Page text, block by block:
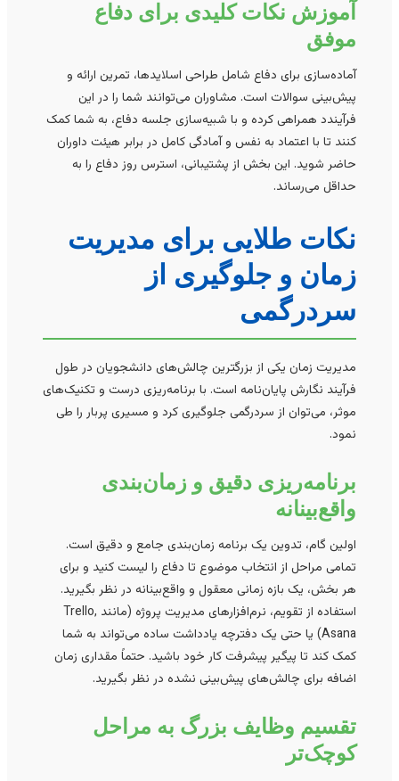
آموزش نکات کلیدی برای دفاع
موفق
آماده‌سازی برای دفاع شامل طراحی اسلایدها، تمرین ارائه و
پیش‌بینی سوالات است. مشاوران می‌توانند شما را در این
فرآیندد همراهی کرده و با شبیه‌سازی جلسه دفاع، به شما کمک
کنند تا با اعتماد به نفس و آمادگی کامل در برابر هیئت داوران
حاضر شوید. این بخش از پشتیبانی، استرس روز دفاع را به
حداقل می‌رساند.
نکات طلایی برای مدیریت
زمان و جلوگیری از
سردرگمی
مدیریت زمان یکی از بزرگترین چالش‌های دانشجویان در طول
فرآیند نگارش پایان‌نامه است. با برنامه‌ریزی درست و تکنیک‌های
موثر، می‌توان از سردرگمی جلوگیری کرد و مسیری پربار را طی
برنامه‌ریزی دقیق و زمان‌بندی
واقع‌بینانه
اولین گام، تدوین یک برنامه زمان‌بندی جامع و دقیق است.
تمامی مراحل از انتخاب موضوع تا دفاع را لیست کنید و برای
هر بخش، یک بازه زمانی معقول و واقع‌بینانه در نظر بگیرید.
استفاده از تقویم، نرم‌افزارهای مدیریت پروژه (مانند Trello,
Asana) یا حتی یک دفترچه یادداشت ساده می‌تواند به شما
کمک کند تا پیگیر پیشرفت کار خود باشید. حتماً مقداری زمان
اضافه برای چالش‌های پیش‌بینی نشده در نظر بگیرید.
تقسیم وظایف بزرگ به مراحل
کوچک‌تر